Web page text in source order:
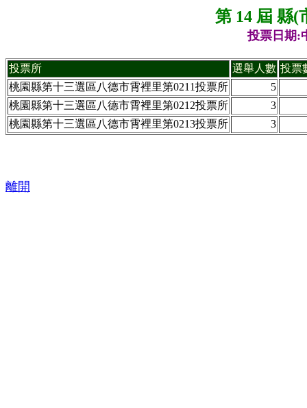
第 14 屆 縣(
投票日期:
投票所 選舉人數 投票
桃園縣第十三選區八德市霄裡里第0211投票所
5
桃園縣第十三選區八德市霄裡里第0212投票所
3
桃園縣第十三選區八德市霄裡里第0213投票所
3
離開